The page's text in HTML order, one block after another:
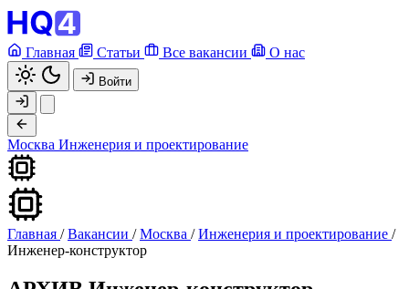
Главная Статьи Все вакансии О нас
Войти
Москва Инженерия и проектирование
Главная / Вакансии / Москва / Инженерия и проектирование /
Инженер-конструктор